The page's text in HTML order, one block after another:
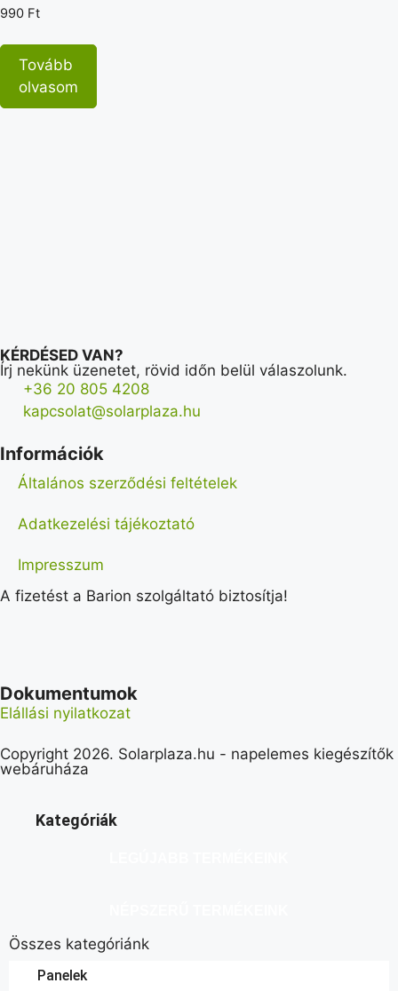
990 Ft
Tovább
olvasom
KÉRDÉSED VAN?
Írj nekünk üzenetet, rövid időn belül válaszolunk.
+36 20 805 4208
kapcsolat@solarplaza.hu
Információk
Általános szerződési feltételek
Adatkezelési tájékoztató
Impresszum
A fizetést a Barion szolgáltató biztosítja!
Dokumentumok
Elállási nyilatkozat
Copyright 2026. Solarplaza.hu - napelemes kiegészítők
webáruháza
Kategóriák
Összes kategóriánk
Panelek